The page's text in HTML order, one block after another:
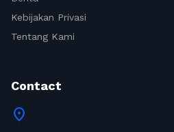
Kebijakan Privasi
Tentang Kami
Contact
location_on